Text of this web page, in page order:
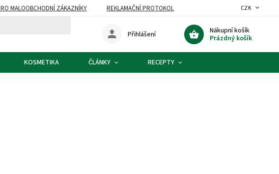
MALOOBCHODNÍ ZÁKAZNÍKY
REKLAMAČNÍ PROTOKOL
CZK
Nákupní košík
Prázdný košík
Přihlášení
KOSMETIKA ČLÁNKY RECEPTY